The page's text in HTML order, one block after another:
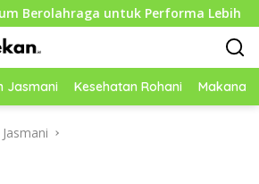
untuk Performa Lebih Optimal
Jasmani Kesehatan Rohani Makanan